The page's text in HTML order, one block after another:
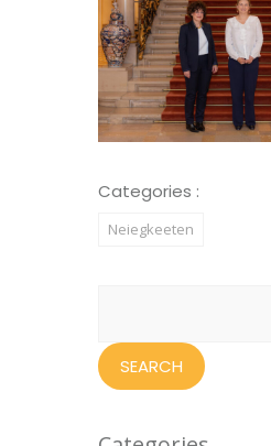
Categories :
Neiegkeeten